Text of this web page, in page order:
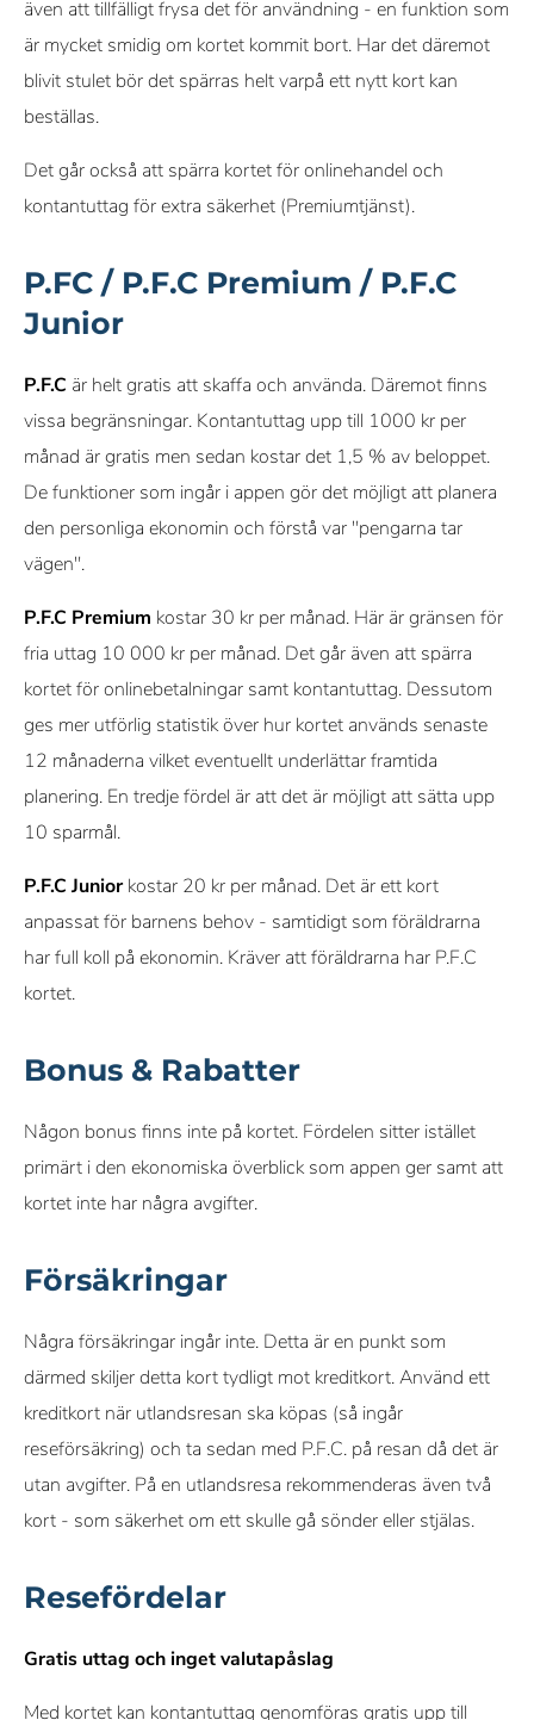
även att tillfälligt frysa det för användning - en funktion som
är mycket smidig om kortet kommit bort. Har det däremot
blivit stulet bör det spärras helt varpå ett nytt kort kan
beställas.
Det går också att spärra kortet för onlinehandel och
kontantuttag för extra säkerhet (Premiumtjänst).
P.FC / P.F.C Premium / P.F.C
Junior
P.F.C är helt gratis att skaffa och använda. Däremot finns
vissa begränsningar. Kontantuttag upp till 1000 kr per
månad är gratis men sedan kostar det 1,5 % av beloppet.
De funktioner som ingår i appen gör det möjligt att planera
den personliga ekonomin och förstå var "pengarna tar
vägen".
P.F.C Premium kostar 30 kr per månad. Här är gränsen för
fria uttag 10 000 kr per månad. Det går även att spärra
kortet för onlinebetalningar samt kontantuttag. Dessutom
ges mer utförlig statistik över hur kortet används senaste
12 månaderna vilket eventuellt underlättar framtida
planering. En tredje fördel är att det är möjligt att sätta upp
10 sparmål.
P.F.C Juniorkostar 20 kr per månad. Det är ett kort
anpassat för barnens behov - samtidigt som föräldrarna
har full koll på ekonomin. Kräver att föräldrarna har P.F.C
kortet.
Bonus & Rabatter
Någon bonus finns inte på kortet. Fördelen sitter istället
primärt i den ekonomiska överblick som appen ger samt att
kortet inte har några avgifter.
Försäkringar
Några försäkringar ingår inte. Detta är en punkt som
därmed skiljer detta kort tydligt mot kreditkort. Använd ett
kreditkort när utlandsresan ska köpas (så ingår
reseförsäkring) och ta sedan med P.F.C. på resan då det är
utan avgifter. På en utlandsresa rekommenderas även två
kort - som säkerhet om ett skulle gå sönder eller stjälas.
Resefördelar
Gratis uttag och inget valutapåslag
Med kortet kan kontantuttag genomföras gratis upp till